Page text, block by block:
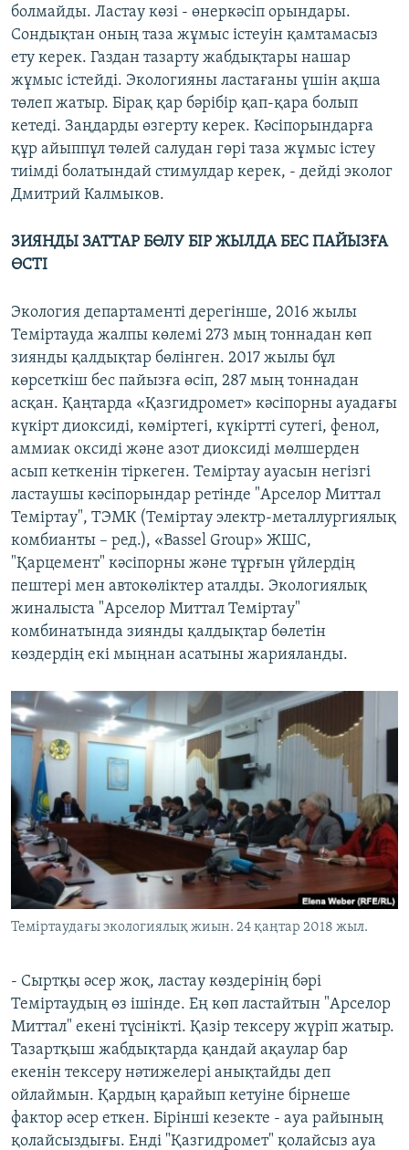
болмайды. Ластау көзі - өнеркәсіп орындары.
Сондықтан оның таза жұмыс істеуін қамтамасыз
ету керек. Газдан тазарту жабдықтары нашар
жұмыс істейді. Экологияны ластағаны үшін ақша
төлеп жатыр. Бірақ қар бәрібір қап-қара болып
кетеді. Заңдарды өзгерту керек. Кәсіпорындарға
құр айыппұл төлей салудан гөрі таза жұмыс істеу
тиімді болатындай стимулдар керек, - дейді эколог
Дмитрий Калмыков.
ЗИЯНДЫ ЗАТТАР БӨЛУ БІР ЖЫЛДА БЕС ПАЙЫЗҒА
ӨСТІ
Экология департаменті дерегінше, 2016 жылы
Теміртауда жалпы көлемі 273 мың тоннадан көп
зиянды қалдықтар бөлінген. 2017 жылы бұл
көрсеткіш бес пайызға өсіп, 287 мың тоннадан
асқан. Қаңтарда «Қазгидромет» кәсіпорны ауадағы
күкірт диоксиді, көміртегі, күкіртті сутегі, фенол,
аммиак оксиді және азот диоксиді мөлшерден
асып кеткенін тіркеген. Теміртау ауасын негізгі
ластаушы кәсіпорындар ретінде "Арселор Миттал
Теміртау", ТЭМК (Теміртау электр-металлургиялық
комбианты – ред.), «Bassel Group» ЖШС,
"Қарцемент" кәсіпорны және тұрғын үйлердің
пештері мен автокөліктер аталды. Экологиялық
жиналыста "Арселор Миттал Теміртау"
комбинатында зиянды қалдықтар бөлетін
көздердің екі мыңнан асатыны жарияланды.
Теміртаудағы экологиялық жиын. 24 қаңтар 2018 жыл.
- Сыртқы әсер жоқ, ластау көздерінің бәрі
Теміртаудың өз ішінде. Ең көп ластайтын "Арселор
Миттал" екені түсінікті. Қазір тексеру жүріп жатыр.
Тазартқыш жабдықтарда қандай ақаулар бар
екенін тексеру нәтижелері анықтайды деп
ойлаймын. Қардың қарайып кетуіне бірнеше
фактор әсер еткен. Бірінші кезекте - ауа райының
қолайсыздығы. Енді "Қазгидромет" қолайсыз ауа